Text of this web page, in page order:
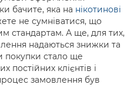
бачите, яка на нікотинові
не сумніватися, що
стандартам. А ще, для тих,
надаються знижки та
покупки стало ще
клієнтів і
замовлення був